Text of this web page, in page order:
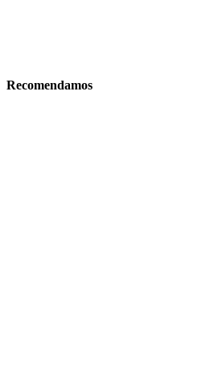
Recomendamos